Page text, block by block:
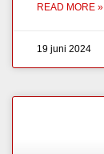
READ MORE »
19 juni 2024